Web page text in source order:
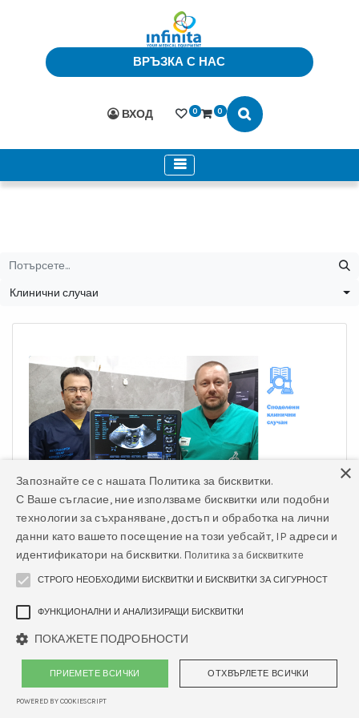
ВРЪЗКА С НАС
ВХОД 0 0
Клинични случаи
авг 12, 2024
Ирвет - ролята на
ехографията в
диагностицирането на
×
Запознайте се с нашата Политика за бисквитки.
С Ваше съгласие, ние използваме бисквитки или подобни
технологии за съхраняване, достъп и обработка на лични
данни като вашето посещение на този уебсайт, IP адреси и
идентификатори на бисквитки. Политика за бисквитките
СТРОГО НЕОБХОДИМИ БИСКВИТКИ И БИСКВИТКИ ЗА СИГУРНОСТ
ФУНКЦИОНАЛНИ И АНАЛИЗИРАЩИ БИСКВИТКИ
ПОКАЖЕТЕ ПОДРОБНОСТИ
ПРИЕМЕТЕ ВСИЧКИ ОТХВЪРЛЕТЕ ВСИЧКИ
POWERED BY COOKIESCRIPT